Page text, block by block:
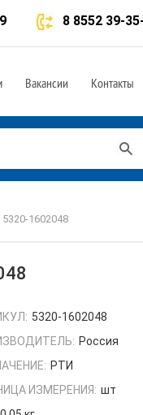
8 8552 39-
Вакансии Контакты
1602048
5320-1602048
Россия
РТИ
ИЗМЕРЕНИЯ: шт